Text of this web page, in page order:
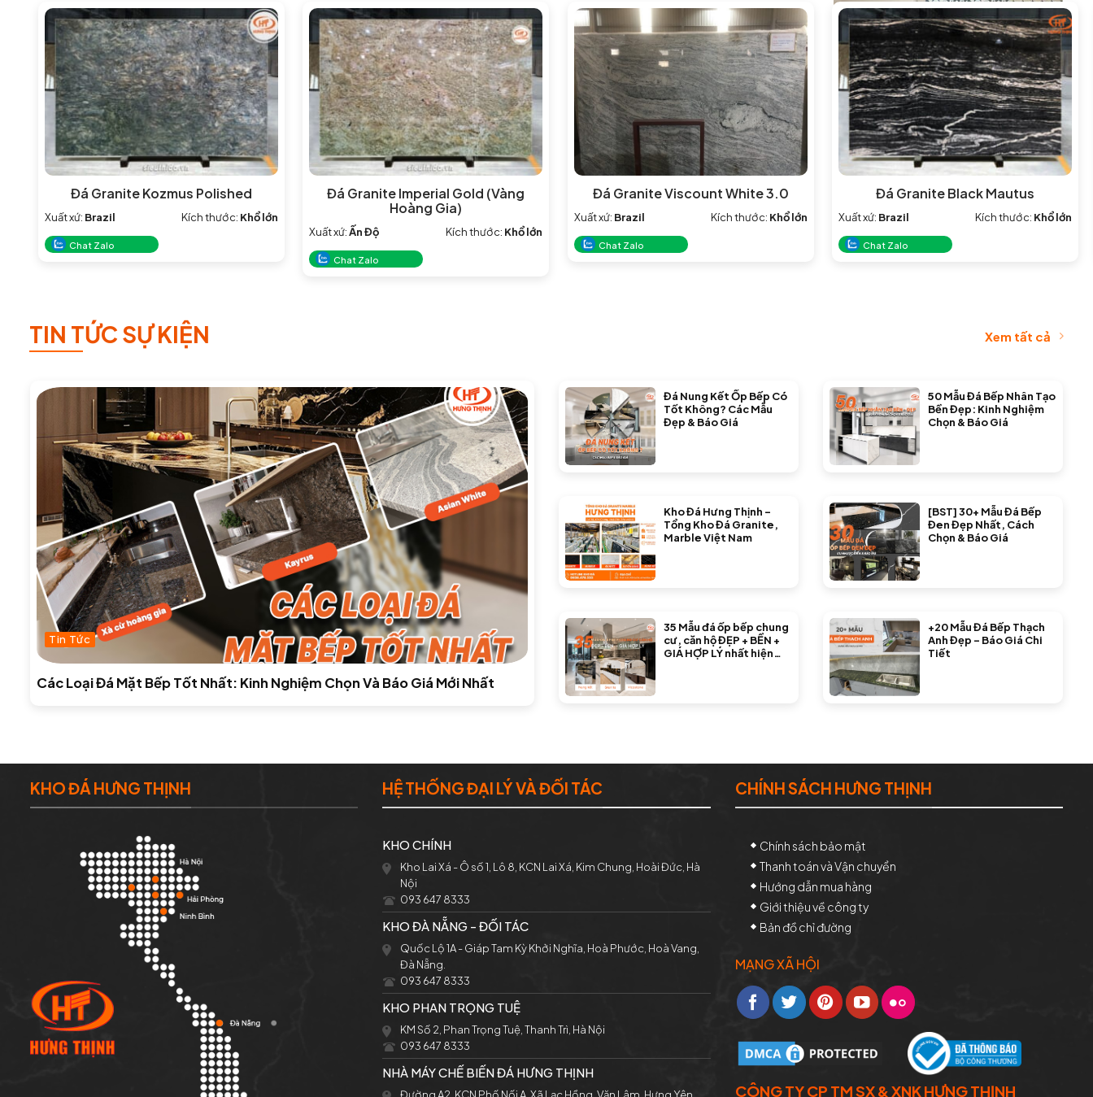
Đá Granite Kozmus Polished
Xuất xứ: Brazil Kích thước: Khổ lớn
Chat Zalo
Đá Granite Imperial Gold (Vàng
Hoàng Gia)
Xuất xứ:Ấn Độ Kích thước: Khổ lớn
Chat Zalo
Đá Granite Viscount White 3.0
Xuất xứ: Brazil Kích thước: Khổ lớn
Chat Zalo
Đá Granite Black Mautus
Xuất xứ: Brazil Kích thước: Khổ lớn
Chat Zalo
TIN TỨC SỰ KIỆN Xem tất cả
Tin Tức
Các Loại Đá Mặt Bếp Tốt Nhất: Kinh Nghiệm Chọn Và Báo Giá Mới Nhất
Đá Nung Kết Ốp Bếp Có
Tốt Không? Các Mẫu
Đẹp & Báo Giá
50 Mẫu Đá Bếp Nhân Tạo
Bền Đẹp: Kinh Nghiệm
Chọn & Báo Giá
Kho Đá Hưng Thịnh –
Tổng Kho Đá Granite,
Marble Việt Nam
[BST] 30+ Mẫu Đá Bếp
Đen Đẹp Nhất, Cách
Chọn & Báo Giá
35 Mẫu đá ốp bếp chung
cư, căn hộ ĐẸP + BỀN +
GIÁ HỢP LÝ nhất hiện
+20 Mẫu Đá Bếp Thạch
Anh Đẹp – Báo Giá Chi
Tiết
KHO ĐÁ HƯNG THỊNH HỆ THỐNG ĐẠI LÝ VÀ ĐỐI TÁC
KHO CHÍNH
Kho Lai Xá - Ô số 1, Lô 8, KCN Lai Xá, Kim Chung, Hoài Đức, Hà
Nội
093 647 8333
KHO ĐÀ NẴNG - ĐỐI TÁC
Quốc Lộ 1A - Giáp Tam Kỳ Khởi Nghĩa, Hoà Phước, Hoà Vang,
Đà Nẵng.
093 647 8333
KHO PHAN TRỌNG TUỆ
KM Số 2, Phan Trọng Tuệ, Thanh Trì, Hà Nội
093 647 8333
NHÀ MÁY CHẾ BIẾN ĐÁ HƯNG THỊNH
CHÍNH SÁCH HƯNG THỊNH
Chính sách bảo mật
Thanh toán và Vận chuyển
Hướng dẫn mua hàng
Giới thiệu về công ty
Bản đồ chỉ đường
MẠNG XÃ HỘI
CÔNG TY CP TM SX & XNK HƯNG THỊNH